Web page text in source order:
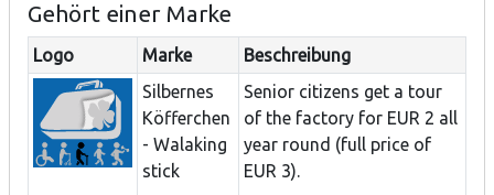
Gehört einer Marke
Logo Marke
Beschreibung
Silbernes
Köfferchen
- Walaking
stick
Senior citizens get a tour
of the factory for EUR 2 all
year round (full price of
EUR 3).